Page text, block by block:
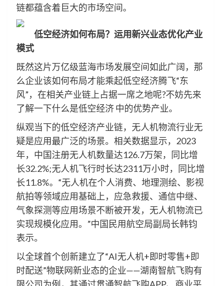
链都蕴含着巨大的市场空间。
低空经济如何布局？运用新兴业态优化产业
模式
既然这片万亿级蓝海市场发展空间如此广阔，那
么企业该如何布局才能乘起低空经济腾飞“东
风”，在相关产业链上占据一席之地呢?不妨先来
了解一下什么是低空经济 中的优势产业。
纵观当下的低空经济产业链，无人机物流行业无
疑是应用最广泛的场景。相关数据显示，2023
年，中国注册无人机数量达126.7万架，同比增
长32.2%;无人机飞行时长达2311万小时，同比增
长11.8%。“无人机在个人消费、地理测绘、影视
航拍等领域应用基础上，应急救援、通信中继、
气象探测等应用场景不断被开发，无人机物流已
实现规模化应用。”中国民用航空局副局长韩钧
表示。
以全球首个创新建立了“AI无人机+即时零售+即
时配送”物联网新业态的企业——湖南智航飞购有